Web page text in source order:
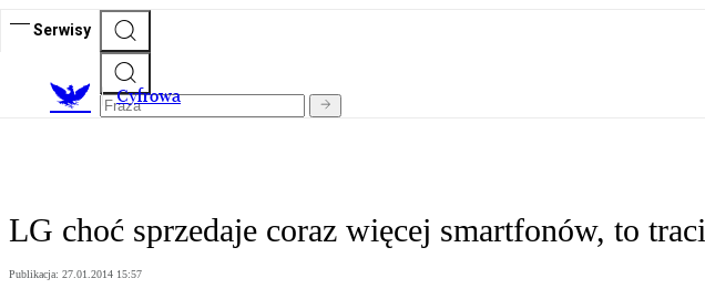
Serwisy
Cyfrowa
LG choć sprzedaje coraz więcej smartfonów, to traci
Publikacja: 27.01.2014 15:57